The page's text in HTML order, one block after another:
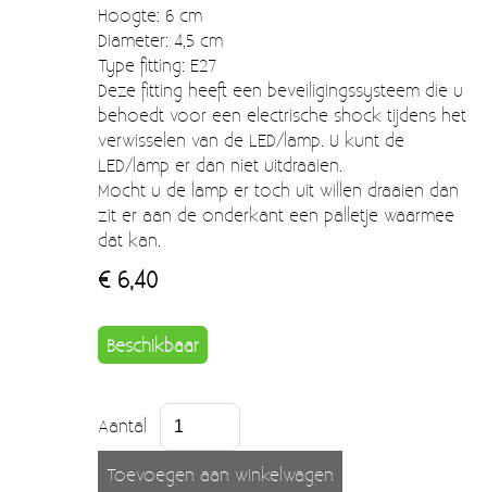
Afvalemmers
Emaille
Moccamaster (De beste kop koffie sinds 1968)
Vintage
EINDE REEKSEN
Hoogte: 6 cm
Diameter: 4,5 cm
Type fitting: E27
Deze fitting heeft een beveiligingssysteem die u
behoedt voor een electrische shock tijdens het
verwisselen van de LED/lamp. U kunt de
LED/lamp er dan niet uitdraaien.
Mocht u de lamp er toch uit willen draaien dan
zit er aan de onderkant een palletje waarmee
dat kan.
€ 6,40
Beschikbaar
Aantal